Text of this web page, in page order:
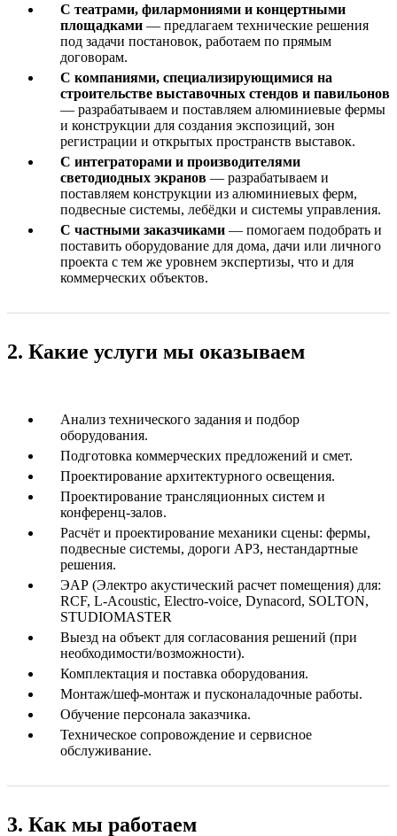
С театрами, филармониями и концертными
площадками — предлагаем технические решения
под задачи постановок, работаем по прямым
договорам.
С компаниями, специализирующимися на
строительстве выставочных стендов и павильонов
— разрабатываем и поставляем алюминиевые фермы
и конструкции для создания экспозиций, зон
регистрации и открытых пространств выставок.
С интеграторами и производителями
светодиодных экранов — разрабатываем и
поставляем конструкции из алюминиевых ферм,
подвесные системы, лебёдки и системы управления.
С частными заказчиками — помогаем подобрать и
поставить оборудование для дома, дачи или личного
проекта с тем же уровнем экспертизы, что и для
коммерческих объектов.
2. Какие услуги мы оказываем
Анализ технического задания и подбор
оборудования.
Подготовка коммерческих предложений и смет.
Проектирование архитектурного освещения.
Проектирование трансляционных систем и
конференц-залов.
Расчёт и проектирование механики сцены: фермы,
подвесные системы, дороги АРЗ, нестандартные
решения.
ЭАР (Электро акустический расчет помещения) для:
RCF, L-Acoustic, Electro-voice, Dynacord, SOLTON,
STUDIOMASTER
Выезд на объект для согласования решений (при
необходимости/возможности).
Комплектация и поставка оборудования.
Монтаж/шеф-монтаж и пусконаладочные работы.
Обучение персонала заказчика.
Техническое сопровождение и сервисное
обслуживание.
3. Как мы работаем